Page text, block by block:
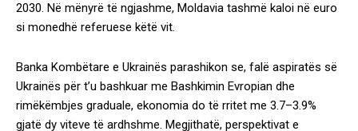
2030. Në mënyrë të ngjashme, Moldavia tashmë kaloi në euro
si monedhë referuese këtë vit.
Banka Kombëtare e Ukrainës parashikon se, falë aspiratës së
Ukrainës për t’u bashkuar me Bashkimin Evropian dhe
rimëkëmbjes graduale, ekonomia do të rritet me 3.7–3.9%
gjatë dy viteve të ardhshme. Megjithatë, perspektivat e